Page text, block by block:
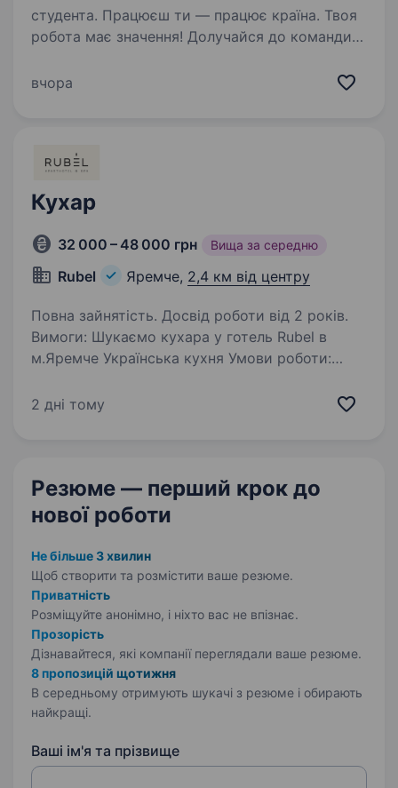
студента. Працюєш ти — працює країна. Твоя
робота має значення! Долучайся до команди
разом! Шукаємо ПРОДАВЦЯ-КАСИРА
вчора
Кухар
32 000 – 48 000 грн Вища за середню
Rubel Яремче, 2,4 км від центру
Повна зайнятість. Досвід роботи від 2 років.
Вимоги: Шукаємо кухара у готель Rubel в
м.Яремче Українська кухня Умови роботи:
Харчування та проживання надає
2 дні тому
Резюме — перший крок до
нової роботи
Не більше 3 хвилин
Щоб створити та розмістити ваше резюме.
Приватність
Розміщуйте анонімно, і ніхто вас не впізнає.
Прозорість
Дізнавайтеся, які компанії переглядали ваше резюме.
8 пропозицій щотижня
В середньому отримують шукачі з резюме і обирають
найкращі.
Ваші ім'я та прізвище